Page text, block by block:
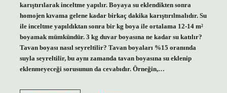
karıştırılarak inceltme yapılır. Boyaya su eklendikten sonra
homojen kıvama gelene kadar birkaç dakika karıştırılmalıdır. Su
ile inceltme yapıldıktan sonra bir kg boya ile ortalama 12-14 m²
boyamak mümkündür. 3 kg duvar boyasına ne kadar su katılır?
Tavan boyası nasıl seyreltilir? Tavan boyaları %15 oranında
suyla seyreltilir, bu aynı zamanda tavan boyasına su eklenip
eklenmeyeceği sorusunun da cevabıdır. Örneğin,…